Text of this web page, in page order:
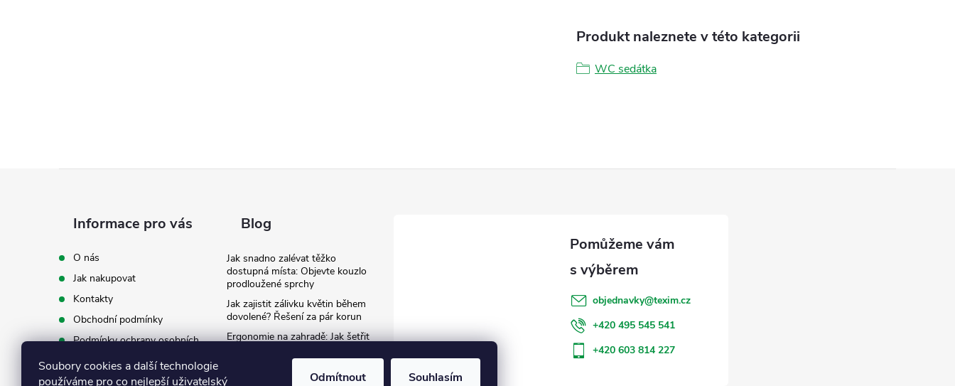
Soubory cookies a další technologie
používáme pro co nejlepší uživatelský
Odmítnout Souhlasím
Produkt naleznete v této kategorii
WC sedátka
Informace pro vás
O nás
Jak nakupovat
Kontakty
Obchodní podmínky
Podmínky ochrany osobních
Ke stažení
Blog
Jak snadno zalévat těžko
dostupná místa: Objevte kouzlo
prodloužené sprchy
Jak zajistit zálivku květin během
dovolené? Řešení za pár korun
Ergonomie na zahradě: Jak šetřit
objednavky@texim.cz
+420 495 545 541
+420 603 814 227